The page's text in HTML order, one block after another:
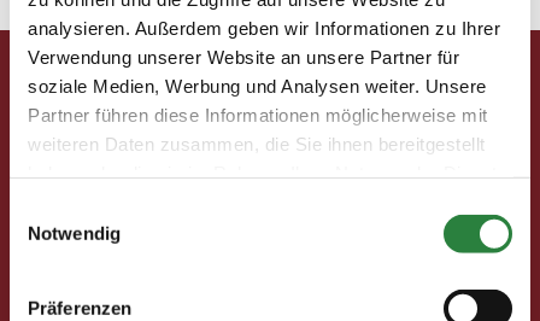
analysieren. Außerdem geben wir Informationen zu Ihrer
Verwendung unserer Website an unsere Partner für
soziale Medien, Werbung und Analysen weiter. Unsere
Partner führen diese Informationen möglicherweise mit
weiteren Daten zusammen, die Sie ihnen bereitgestellt
Notwendig
Präferenzen
Pferd & Mensch digital
Fragen und Antworten
Ihre Vorteile als Mitglied im Pferdesport Deutschland